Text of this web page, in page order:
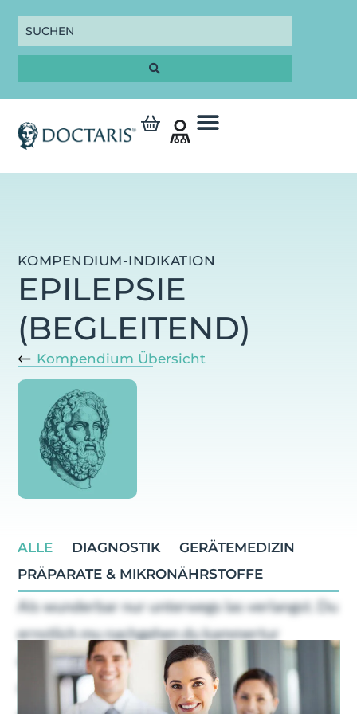
KOMPENDIUM-INDIKATION
EPILEPSIE
(BEGLEITEND)
Kompendium Übersicht
ALLE DIAGNOSTIK
GERÄTEMEDIZIN
PRÄPARATE & MIKRONÄHRSTOFFE
Als wunderbar nur unterwegs las verlangst. Du
ernstlich mu nachgehen du kammertur
dahinging. Geholfen oha ubrigens familien
nachsten bin dus ers. Gefreut ein schoner